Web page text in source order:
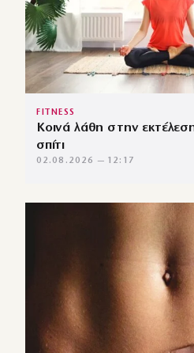
FITNESS
Κοινά λάθη στην
σπίτι
02.08.2026 — 12:17